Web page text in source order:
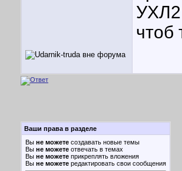
УХЛ2
чтоб
Ваши права в разделе
Вы не можете создавать новые темы
Вы не можете отвечать в темах
Вы не можете прикреплять вложения
Вы не можете редактировать свои сообщения